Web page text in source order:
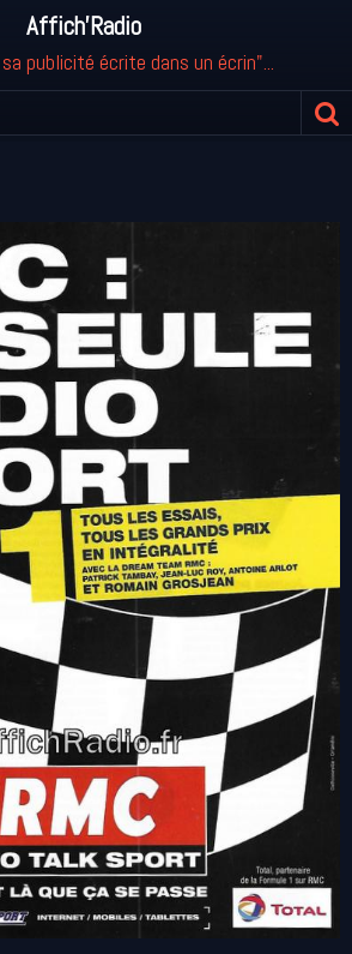
Affich'Radio
publicité écrite dans un écrin"...